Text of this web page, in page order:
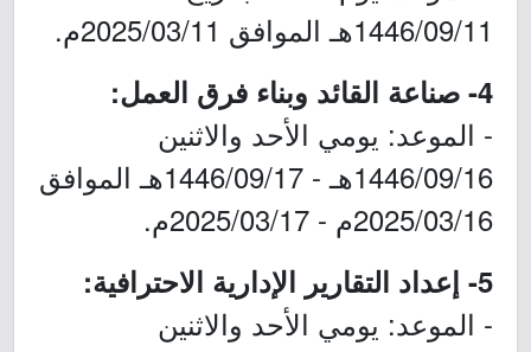
1446/09/11هـ الموافق 2025/03/11م.
4- صناعة القائد وبناء فرق العمل:
- الموعد: يومي الأحد والاثنين
1446/09/16هـ - 1446/09/17هـ الموافق
2025/03/16م - 2025/03/17م.
5- إعداد التقارير الإدارية الاحترافية:
- الموعد: يومي الأحد والاثنين